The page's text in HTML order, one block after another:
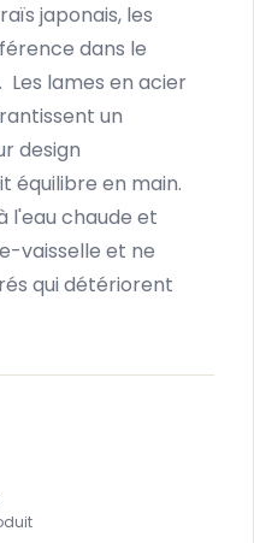
japonais, les
dans le
lames en acier
un
design
équilibre en main.
l'eau chaude et
vaisselle et ne
qui détériorent